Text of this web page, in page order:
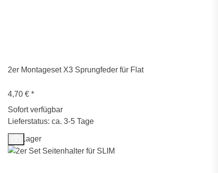
2er Montageset X3 Sprungfeder für Flat
4,70 € *
Sofort verfügbar
Lieferstatus: ca. 3-5 Tage
Auf Lager